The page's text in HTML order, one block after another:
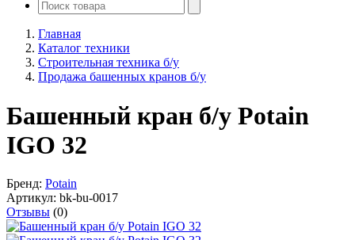
Главная
Каталог техники
Строительная техника б/у
Продажа башенных кранов б/у
Башенный кран б/у Potain
IGO 32
Бренд: Potain
Артикул: bk-bu-0017
Отзывы (0)